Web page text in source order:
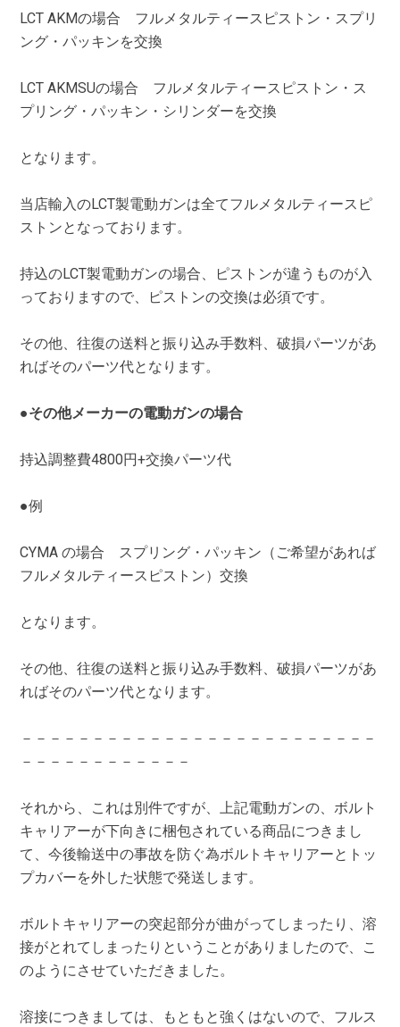
LCT AKMの場合 フルメタルティースピストン・スプリ
ング・パッキンを交換
LCT AKMSUの場合 フルメタルティースピストン・ス
プリング・パッキン・シリンダーを交換
となります。
当店輸入のLCT製電動ガンは全てフルメタルティースピ
ストンとなっております。
持込のLCT製電動ガンの場合、ピストンが違うものが入
っておりますので、ピストンの交換は必須です。
その他、往復の送料と振り込み手数料、破損パーツがあ
ればそのパーツ代となります。
●その他メーカーの電動ガンの場合
持込調整費4800円+交換パーツ代
●例
CYMA の場合 スプリング・パッキン（ご希望があれば
フルメタルティースピストン）交換
となります。
その他、往復の送料と振り込み手数料、破損パーツがあ
ればそのパーツ代となります。
－－－－－－－－－－－－－－－－－－－－－－－－－
－－－－－－－－－－－－
それから、これは別件ですが、上記電動ガンの、ボルト
キャリアーが下向きに梱包されている商品につきまし
て、今後輸送中の事故を防ぐ為ボルトキャリアーとトッ
プカバーを外した状態で発送します。
ボルトキャリアーの突起部分が曲がってしまったり、溶
接がとれてしまったりということがありましたので、こ
のようにさせていただきました。
溶接につきましては、もともと強くはないので、フルス